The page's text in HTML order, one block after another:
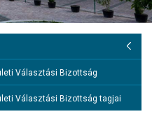
Választási Bizottság
Választási Bizottság
Választási Bizottság tagjai